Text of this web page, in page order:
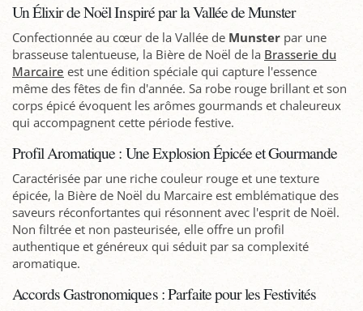
Un Élixir de Noël Inspiré par la Vallée de Munster
Confectionnée au cœur de la Vallée de Munster par une
brasseuse talentueuse, la Bière de Noël de la Brasserie du
Marcaire est une édition spéciale qui capture l'essence
même des fêtes de fin d'année. Sa robe rouge brillant et son
corps épicé évoquent les arômes gourmands et chaleureux
qui accompagnent cette période festive.
Profil Aromatique : Une Explosion Épicée et Gourmande
Caractérisée par une riche couleur rouge et une texture
épicée, la Bière de Noël du Marcaire est emblématique des
saveurs réconfortantes qui résonnent avec l'esprit de Noël.
Non filtrée et non pasteurisée, elle offre un profil
authentique et généreux qui séduit par sa complexité
aromatique.
Accords Gastronomiques : Parfaite pour les Festivités